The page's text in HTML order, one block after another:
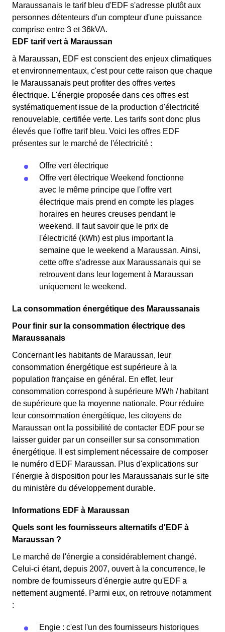
Maraussanais le tarif bleu d'EDF s'adresse plutôt aux
personnes détenteurs d'un compteur d'une puissance
comprise entre 3 et 36kVA.
EDF tarif vert à Maraussan
à Maraussan, EDF est conscient des enjeux climatiques
et environnementaux, c'est pour cette raison que chaque
le Maraussanais peut profiter des offres vertes
électrique. L'énergie proposée dans ces offres est
systématiquement issue de la production d'électricité
renouvelable, certifiée verte. Les tarifs sont donc plus
élevés que l'offre tarif bleu. Voici les offres EDF
présentes sur le marché de l'électricité :
Offre vert électrique
Offre vert électrique Weekend fonctionne
avec le même principe que l'offre vert
électrique mais prend en compte les plages
horaires en heures creuses pendant le
weekend. Il faut savoir que le prix de
l'électricité (kWh) est plus important la
semaine que le weekend a Maraussan. Ainsi,
cette offre s'adresse aux Maraussanais qui se
retrouvent dans leur logement à Maraussan
uniquement le weekend.
La consommation énergétique des Maraussanais
Pour finir sur la consommation électrique des
Maraussanais
Concernant les habitants de Maraussan, leur
consommation énergétique est supérieure à la
population française en général. En effet, leur
consommation correspond à supérieure MWh / habitant
de supérieure que la moyenne nationale. Pour réduire
leur consommation énergétique, les citoyens de
Maraussan ont la possibilité de contacter EDF pour se
laisser guider par un conseiller sur sa consommation
énergétique. Il est simplement nécessaire de composer
le numéro d'EDF Maraussan. Plus d'explications sur
l'énergie à disposition pour les Maraussanais sur le site
du ministère du développement durable.
Informations EDF à Maraussan
Quels sont les fournisseurs alternatifs d'EDF à
Maraussan ?
Le marché de l'énergie a considérablement changé.
Celui-ci étant, depuis 2007, ouvert à la concurrence, le
nombre de fournisseurs d'énergie autre qu'EDF a
nettement augmenté. Parmi eux, on retrouve notamment
:
Engie : c'est l'un des fournisseurs historiques